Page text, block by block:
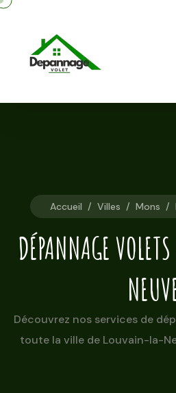
Accueil / Villes / Mons /
DÉPANNAGE
Découvrez nos services de
toute la ville de Louvain-la-